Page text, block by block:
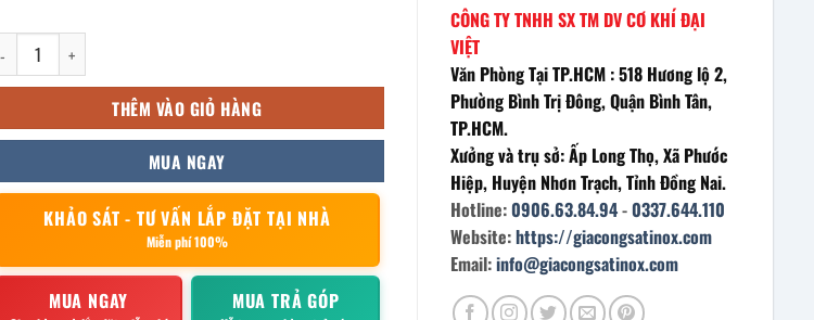
Thau inox tròn 32cm số lượng
THÊM VÀO GIỎ HÀNG
MUA NGAY
KHẢO SÁT - TƯ VẤN LẮP ĐẶT TẠI NHÀ
Miễn phí 100%
MUA NGAY MUA TRẢ GÓP
CÔNG TY TNHH SX TM DV CƠ KHÍ ĐẠI
VIỆT
Văn Phòng Tại TP.HCM : 518 Hương lộ 2,
Phường Bình Trị Đông, Quận Bình Tân,
TP.HCM.
Xưởng và trụ sở: Ấp Long Thọ, Xã Phước
Hiệp, Huyện Nhơn Trạch, Tỉnh Đồng Nai.
Hotline:0906.63.84.94-0337.644.110
Website:https://giacongsatinox.com
Email:info@giacongsatinox.com